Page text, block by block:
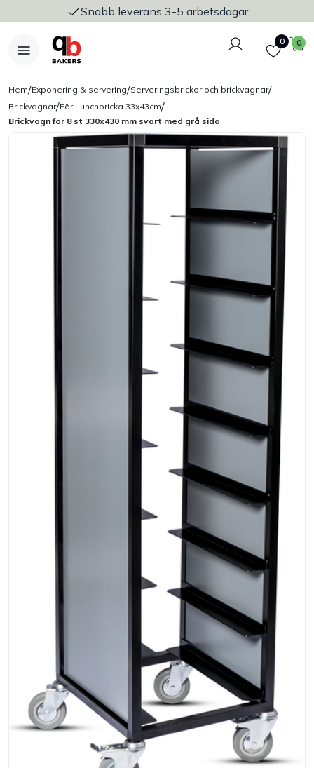
Snabb leverans 3-5 arbetsdagar
Logga in
Favoriter
0 0
Nyheter
Råvaruhantering & lagring
Varumärken
Outlet
Hem/Exponering & servering/Serveringsbrickor och brickvagnar/
Brickvagnar/För Lunchbricka 33x43cm/
Brickvagn för 8 st 330x430 mm svart med grå sida